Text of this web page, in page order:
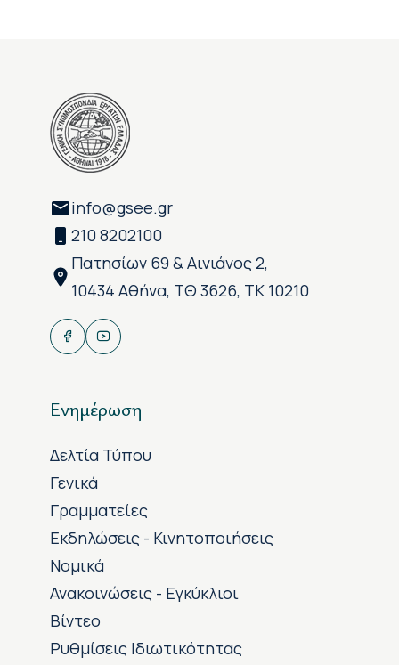
info@gsee.gr
210 8202100
Πατησίων 69 & Αινιάνος 2,
10434 Αθήνα, ΤΘ 3626, ΤΚ 10210
Ενημέρωση
Δελτία Τύπου
Γενικά
Γραμματείες
Εκδηλώσεις - Κινητοποιήσεις
Νομικά
Ανακοινώσεις - Εγκύκλιοι
Βίντεο
Ρυθμίσεις Ιδιωτικότητας